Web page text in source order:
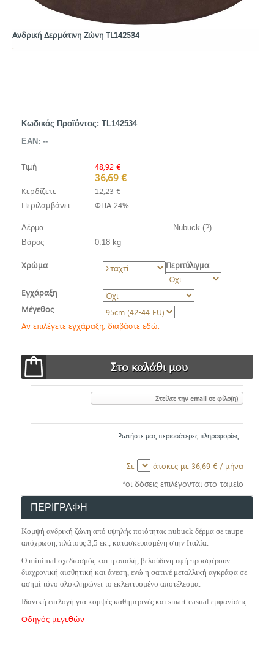
Ανδρική Δερμάτινη Ζώνη TL142534
.
Κωδικός Προϊόντος: TL142534
EAN: --
Τιμή 48,92 €
36,69 €
Κερδίζετε
12,23 €
Περιλαμβάνει
ΦΠΑ 24%
Δέρμα
Nubuck (?)
Βάρος
0.18 kg
Χρώμα Περιτύλιγμα
Εγχάραξη
Μέγεθος
Αν επιλέγετε εγχάραξη, διαβάστε εδώ.
Στείλτε την email σε φίλο(η)
Ρωτήστε μας περισσότερες πληροφορίες
Σε άτοκες με 36,69 € / μήνα
*οι δόσεις επιλέγονται στο ταμείο
ΠΕΡΙΓΡΑΦΗ
Κομψή ανδρική ζώνη από υψηλής ποιότητας nubuck δέρμα σε taupe
απόχρωση, πλάτους 3,5 εκ., κατασκευασμένη στην Ιταλία.
Ο minimal σχεδιασμός και η απαλή, βελούδινη υφή προσφέρουν
διαχρονική αισθητική και άνεση, ενώ η σατινέ μεταλλική αγκράφα σε
ασημί τόνο ολοκληρώνει το εκλεπτυσμένο αποτέλεσμα.
Ιδανική επιλογή για κομψές καθημερινές και smart-casual εμφανίσεις.
Οδηγός μεγεθών